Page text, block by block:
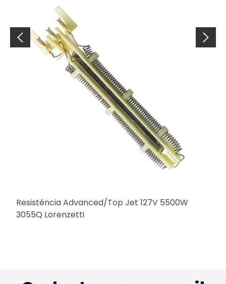
Resistência Advanced/Top Jet 127V 5500W
3055Q Lorenzetti